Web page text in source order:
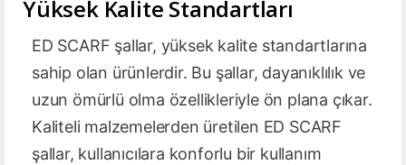
Yüksek Kalite Standartları
ED SCARF şallar, yüksek kalite standartlarına
sahip olan ürünlerdir. Bu şallar, dayanıklılık ve
uzun ömürlü olma özellikleriyle ön plana çıkar.
Kaliteli malzemelerden üretilen ED SCARF
şallar, kullanıcılara konforlu bir kullanım